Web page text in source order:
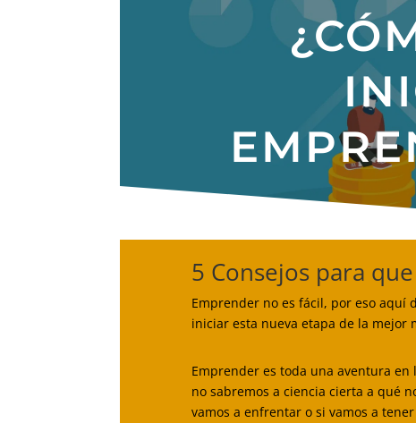
5 Consejos para
Emprender no es fácil, por eso aquí
iniciar esta nueva etapa de la mejor
Emprender es toda una aventura en
no sabremos a ciencia cierta a qué
vamos a enfrentar o si vamos a